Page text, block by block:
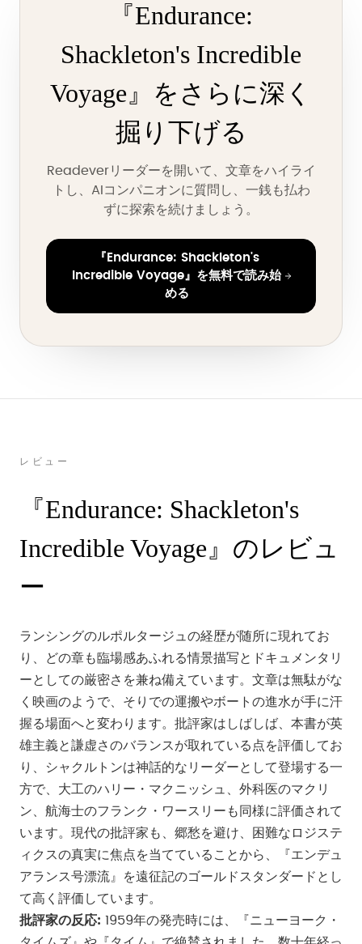
『Endurance:
Shackleton's Incredible
Voyage』をさらに深く
掘り下げる
Readeverリーダーを開いて、文章をハイライ
トし、AIコンパニオンに質問し、一銭も払わ
ずに探索を続けましょう。
『Endurance: Shackleton's
Incredible Voyage』を無料で読み始
める
レビュー
『Endurance: Shackleton's
Incredible Voyage』のレビュ
ー
ランシングのルポルタージュの経歴が随所に現れてお
り、どの章も臨場感あふれる情景描写とドキュメンタリ
ーとしての厳密さを兼ね備えています。文章は無駄がな
く映画のようで、そりでの運搬やボートの進水が手に汗
握る場面へと変わります。批評家はしばしば、本書が英
雄主義と謙虚さのバランスが取れている点を評価してお
り、シャクルトンは神話的なリーダーとして登場する一
方で、大工のハリー・マクニッシュ、外科医のマクリ
ン、航海士のフランク・ワースリーも同様に評価されて
います。現代の批評家も、郷愁を避け、困難なロジステ
ィクスの真実に焦点を当てていることから、『エンデュ
アランス号漂流』を遠征記のゴールドスタンダードとし
て高く評価しています。
批評家の反応: 1959年の発売時には、『ニューヨーク・